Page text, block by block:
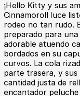
¡Hello Kitty y sus
Cinnamoroll luce
rodeo no tan rudo.
preparado para
adorable atuendo
bordados en su
curvos. La cola
parte trasera, y sus
cantidad justa de
encantador